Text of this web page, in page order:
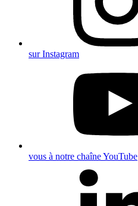
sur Instagram
vous à notre chaîne YouTube